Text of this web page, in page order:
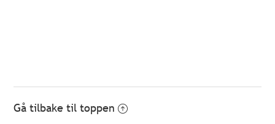
Gå tilbake til toppen